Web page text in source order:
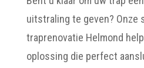
uitstraling te geven? Onze
traprenovatie Helmond
oplossing die perfect